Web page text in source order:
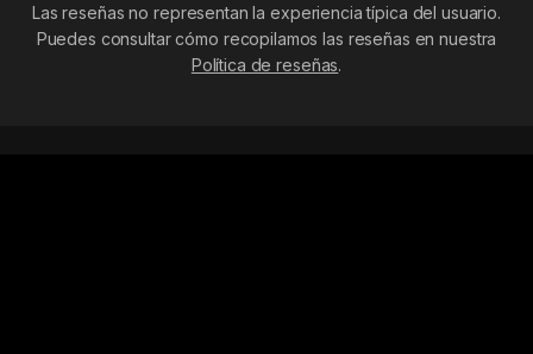
Las reseñas no representan la experiencia típica del usuario.
Puedes consultar cómo recopilamos las reseñas en nuestra
Política de reseñas.